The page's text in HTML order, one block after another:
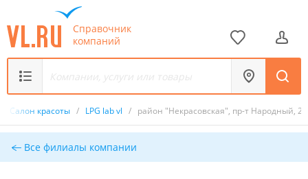
Справочник
компаний
Салон красоты / LPG lab vl / район "Некрасовская", пр-т Народный, 28
Все филиалы компании